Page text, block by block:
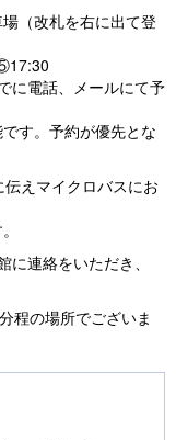
（改札を右に出て登
に電話、メールにて予
す。予約が優先とな
えマイクロバスにお
連絡をいただき、
程の場所でございま